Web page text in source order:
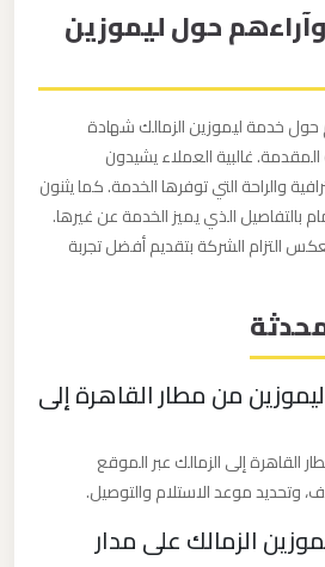
حول ليموزين
حول خدمة ليموزين الزمالك شهادة
غالبية العملاء يشيدون
والراحة التي توفرها الخدمة. كما يثنون
بالتفاصيل الذي يميز الخدمة عن غيرها.
التزام الشركة بتقديم أفضل تجربة
من مطار القاهرة إلى
القاهرة إلى الزمالك عبر الموقع
وتحديد موعد الاستلام والتوصيل.
الزمالك على مدار